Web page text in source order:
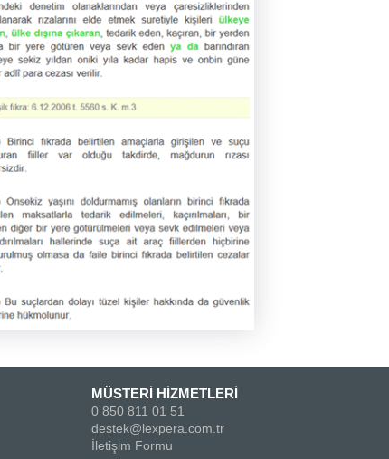
MÜSTERİ HİZMETLERİ
0 850 811 01 51
destek@lexpera.com.tr
İletişim Formu